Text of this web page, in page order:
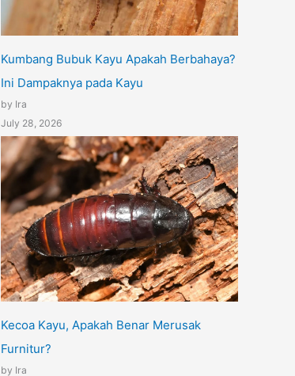
Kumbang Bubuk Kayu Apakah Berbahaya?
Ini Dampaknya pada Kayu
by Ira
July 28, 2026
Kecoa Kayu, Apakah Benar Merusak
Furnitur?
by Ira